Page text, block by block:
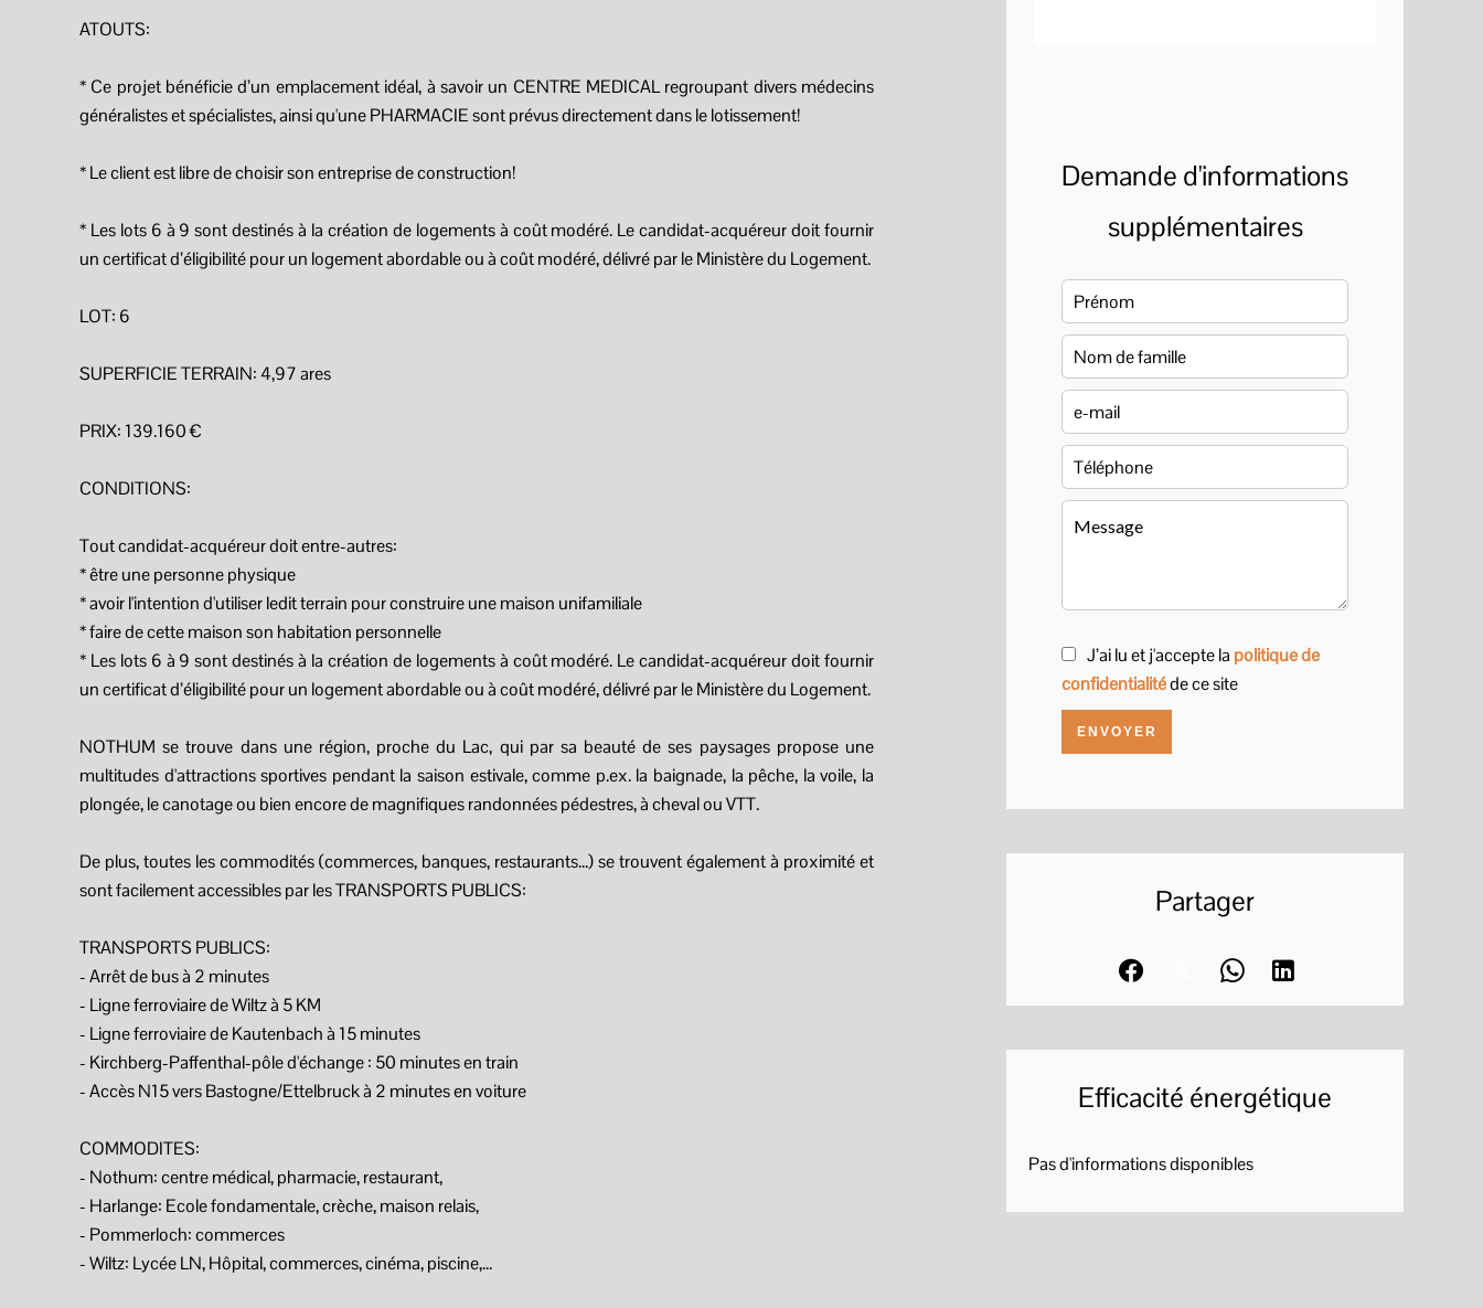
ATOUTS:
* Ce projet bénéficie d’un emplacement idéal, à savoir un CENTRE MEDICAL regroupant divers médecins
généralistes et spécialistes, ainsi qu'une PHARMACIE sont prévus directement dans le lotissement!
* Le client est libre de choisir son entreprise de construction!
* Les lots 6 à 9 sont destinés à la création de logements à coût modéré. Le candidat-acquéreur doit fournir
un certificat d’éligibilité pour un logement abordable ou à coût modéré, délivré par le Ministère du Logement.
LOT: 6
SUPERFICIE TERRAIN: 4,97 ares
PRIX: 139.160 €
CONDITIONS:
Tout candidat-acquéreur doit entre-autres:
* être une personne physique
* avoir l'intention d'utiliser ledit terrain pour construire une maison unifamiliale
* faire de cette maison son habitation personnelle
* Les lots 6 à 9 sont destinés à la création de logements à coût modéré. Le candidat-acquéreur doit fournir
un certificat d’éligibilité pour un logement abordable ou à coût modéré, délivré par le Ministère du Logement.
NOTHUM se trouve dans une région, proche du Lac, qui par sa beauté de ses paysages propose une
multitudes d'attractions sportives pendant la saison estivale, comme p.ex. la baignade, la pêche, la voile, la
plongée, le canotage ou bien encore de magnifiques randonnées pédestres, à cheval ou VTT.
De plus, toutes les commodités (commerces, banques, restaurants...) se trouvent également à proximité et
sont facilement accessibles par les TRANSPORTS PUBLICS:
TRANSPORTS PUBLICS:
- Arrêt de bus à 2 minutes
- Ligne ferroviaire de Wiltz à 5 KM
- Ligne ferroviaire de Kautenbach à 15 minutes
- Kirchberg-Paffenthal-pôle d'échange : 50 minutes en train
- Accès N15 vers Bastogne/Ettelbruck à 2 minutes en voiture
COMMODITES:
- Nothum: centre médical, pharmacie, restaurant,
- Harlange: Ecole fondamentale, crèche, maison relais,
- Pommerloch: commerces
- Wiltz: Lycée LN, Hôpital, commerces, cinéma, piscine,...
Demande d'informations
supplémentaires
J’ai lu et j'accepte la politique de
confidentialitéde ce site
ENVOYER
Partager
Efficacité énergétique
Pas d'informations disponibles